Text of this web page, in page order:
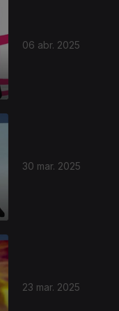
06 abr. 2025
30 mar. 2025
23 mar. 2025